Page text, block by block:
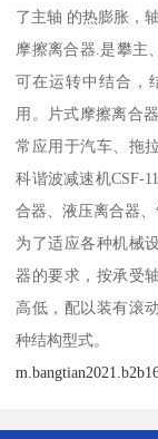
了主轴 的热膨胀，
摩擦离合器.是攀主
可在运转中结合，
用。片式摩擦离合
常应用于汽车、拖
科谐波减速机CSF-
合器、液压离合器、
为了适应各种机械
器的要求，按承受
高低，配以装有滚
种结构型式。